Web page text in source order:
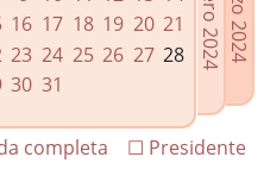
16 17 18 19 20 21
23 24 25 26 27 28
30 31
☐ Presidente
completa